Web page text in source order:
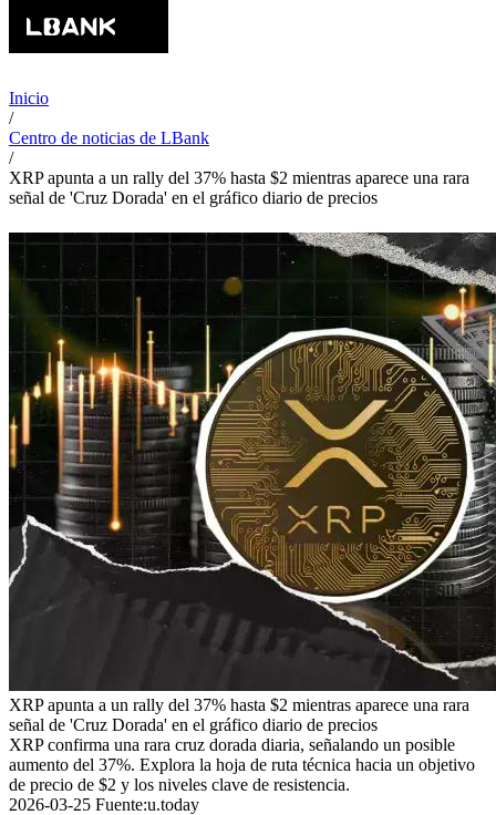
Inicio
/
Centro de noticias de LBank
/
XRP apunta a un rally del 37% hasta $2 mientras aparece una rara
señal de 'Cruz Dorada' en el gráfico diario de precios
XRP apunta a un rally del 37% hasta $2 mientras aparece una rara
señal de 'Cruz Dorada' en el gráfico diario de precios
XRP confirma una rara cruz dorada diaria, señalando un posible
aumento del 37%. Explora la hoja de ruta técnica hacia un objetivo
de precio de $2 y los niveles clave de resistencia.
2026-03-25 Fuente:u.today